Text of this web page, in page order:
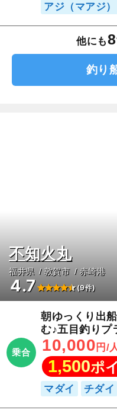
アジ（マアジ）
他にも8
釣り
不知火丸
福井県 敦賀市 赤崎港
4.7 (9件)
乗合
朝ゆっくり出
む♪五目釣りプ
10,000 円/
1,500ポ
マダイ チダイ